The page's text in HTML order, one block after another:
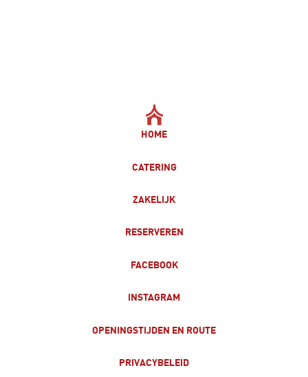
HOME
CATERING
ZAKELIJK
RESERVEREN
FACEBOOK
INSTAGRAM
OPENINGSTIJDEN EN ROUTE
PRIVACYBELEID